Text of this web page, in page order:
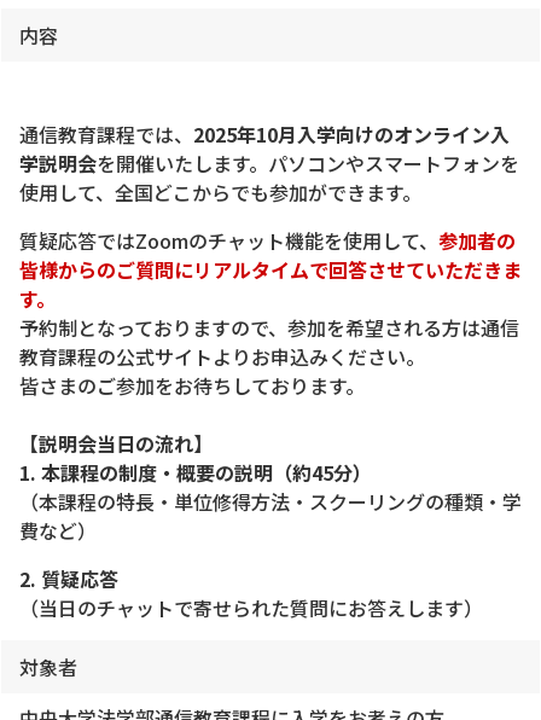
内容
通信教育課程では、 2025年10月入学向けのオンライン入
学説明会を開催いたします。パソコンやスマートフォンを
使用して、全国どこからでも参加ができます。
質疑応答ではZoomのチャット機能を使用して、 参加者の
皆様からのご質問にリアルタイムで回答させていただきま
す。
予約制となっておりますので、参加を希望される方は通信
教育課程の公式サイトよりお申込みください。
皆さまのご参加をお待ちしております。
【説明会当日の流れ】
1. 本課程の制度・概要の説明（約45分）
（本課程の特長・単位修得方法・スクーリングの種類・学
費など）
2. 質疑応答
（当日のチャットで寄せられた質問にお答えします）
対象者